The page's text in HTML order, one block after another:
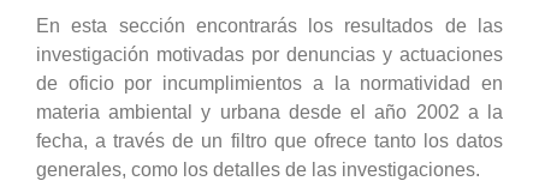
En esta sección encontrarás los resultados de las
investigación motivadas por denuncias y actuaciones
de oficio por incumplimientos a la normatividad en
materia ambiental y urbana desde el año 2002 a la
fecha, a través de un filtro que ofrece tanto los datos
generales, como los detalles de las investigaciones.